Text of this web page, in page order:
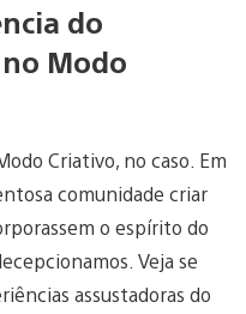
do
Modo
Criativo, no caso. Em
comunidade criar
o espírito do
Veja se
assustadoras do